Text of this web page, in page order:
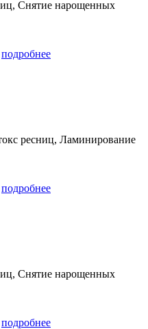
Снятие нарощенных
подробнее
ресниц, Ламинирование
подробнее
Снятие нарощенных
подробнее